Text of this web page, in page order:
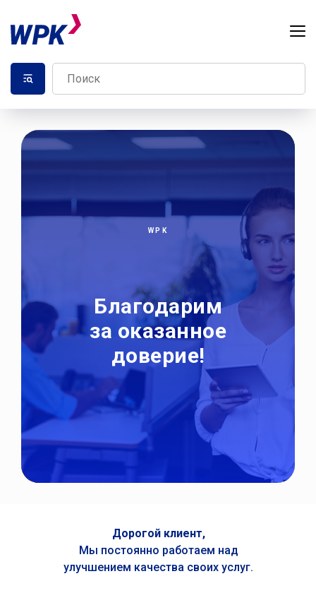
WPK
Благодарим
за оказанное
доверие!
Дорогой клиент,
Мы постоянно работаем над
улучшением качества своих услуг.